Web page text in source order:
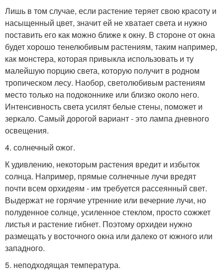
Лишь в том случае, если растение теряет свою красоту и
насыщенный цвет, значит ей не хватает света и нужно
поставить его как можно ближе к окну. В стороне от окна
будет хорошо тенелюбивым растениям, таким например,
как монстера, которая привыкла использовать и ту
малейшую порцию света, которую получит в родном
тропическом лесу. Наобор, светолюбивым растениям
место только на подоконнике или близко около него.
Интенсивность света усилят белые стены, поможет и
зеркало. Самый дорогой вариант - это лампа дневного
освещения.
4. солнечный ожог.
К удивлению, некоторым растения вредит и избыток
солнца. Например, прямые солнечные лучи вредят
почти всем орхидеям - им требуется рассеянный свет.
Выдержат не горячие утренние или вечерние лучи, но
полуденное солнце, усиленное стеклом, просто сожжет
листья и растение гибнет. Поэтому орхидеи нужно
размещать у восточного окна или далеко от южного или
западного.
5. неподходящая температура.